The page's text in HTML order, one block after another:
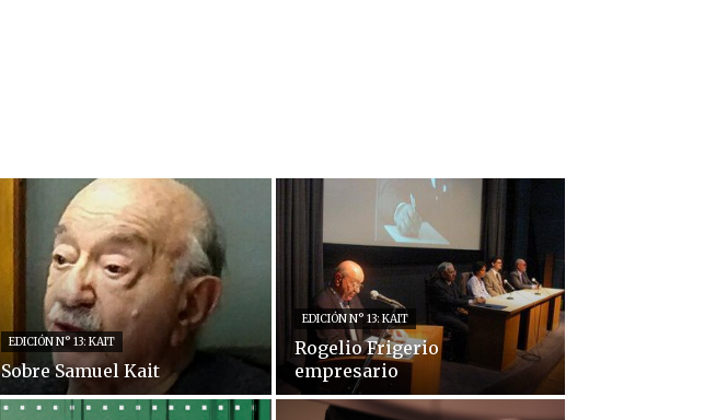
EDICIÓN N° 13: KAIT
Sobre Samuel Kait
EDICIÓN N° 13: KAIT
Rogelio Frigerio
empresario